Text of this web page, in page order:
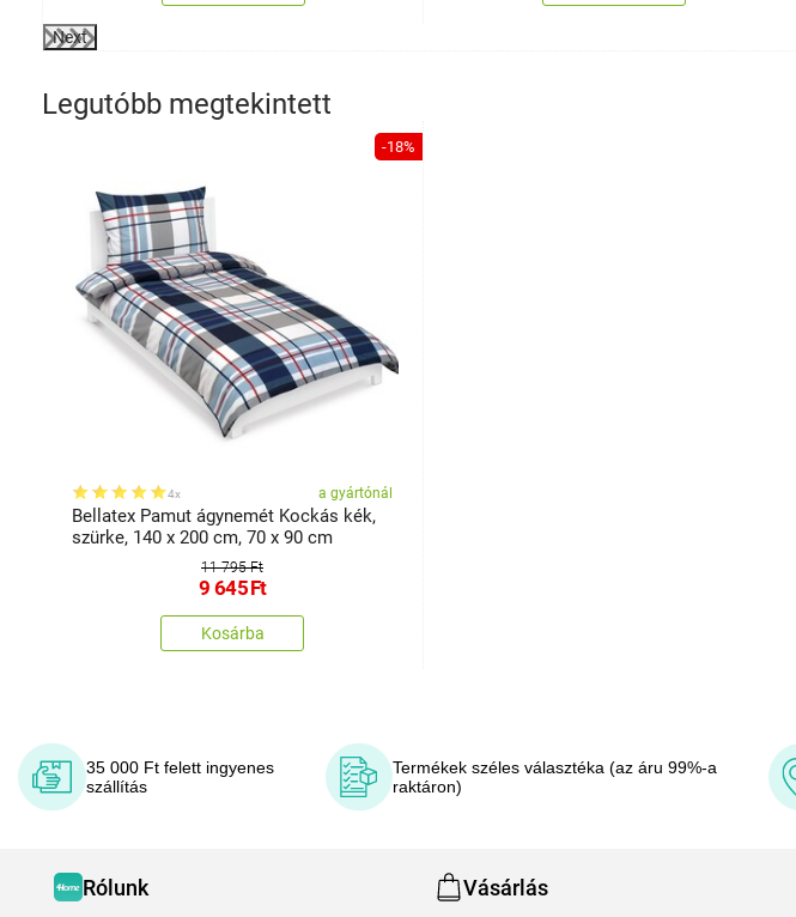
Next
Legutóbb megtekintett
-18%
4x a gyártónál
Bellatex Pamut ágynemét Kockás kék,
szürke, 140 x 200 cm, 70 x 90 cm
11 795 Ft
9 645Ft
Kosárba
35 000 Ft felett ingyenes
szállítás
Termékek széles választéka (az áru 99%-a
raktáron)
Rólunk Vásárlás